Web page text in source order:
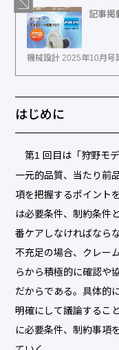
記事掲
機械設計 2025年10月号
はじめに
第1 回目は「狩野モデ
一元的品質、当たり前
項を把握するポイント
は必要条件、制約条件
番ケアしなければなら
不充足の場合、クレー
らから積極的に確認や
だからである。具体的
明確にして議論するこ
に必要条件、制約事項